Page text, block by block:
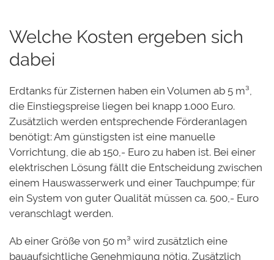
Welche Kosten ergeben sich
dabei
Erdtanks für Zisternen haben ein Volumen ab 5 m³,
die Einstiegspreise liegen bei knapp 1.000 Euro.
Zusätzlich werden entsprechende Förderanlagen
benötigt: Am günstigsten ist eine manuelle
Vorrichtung, die ab 150,- Euro zu haben ist. Bei einer
elektrischen Lösung fällt die Entscheidung zwischen
einem Hauswasserwerk und einer Tauchpumpe; für
ein System von guter Qualität müssen ca. 500,- Euro
veranschlagt werden.
Ab einer Größe von 50 m³ wird zusätzlich eine
bauaufsichtliche Genehmigung nötig. Zusätzlich